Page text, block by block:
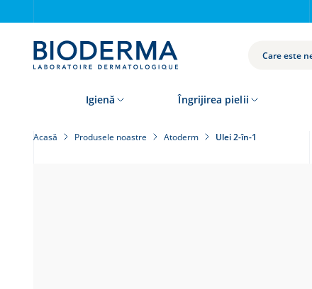
CAUTĂ
Igienă Îngrijirea pielii
Acasă Produsele noastre Atoderm Ulei 2-în-1